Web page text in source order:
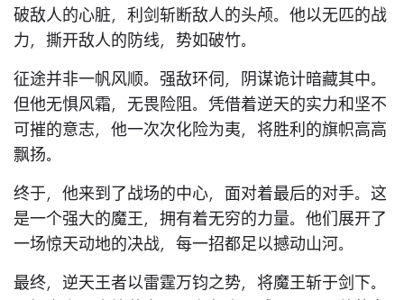
破敌人的心脏，利剑斩断敌人的头颅。他以无匹的战
力，撕开敌人的防线，势如破竹。
征途并非一帆风顺。强敌环伺，阴谋诡计暗藏其中。
但他无惧风霜，无畏险阻。凭借着逆天的实力和坚不
可摧的意志，他一次次化险为夷，将胜利的旗帜高高
飘扬。
终于，他来到了战场的中心，面对着最后的对手。这
是一个强大的魔王，拥有着无穷的力量。他们展开了
一场惊天动地的决战，每一招都足以撼动山河。
最终，逆天王者以雷霆万钧之势，将魔王斩于剑下。